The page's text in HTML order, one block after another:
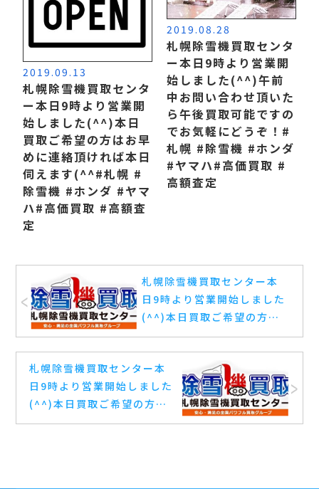
2019.09.13
札幌除雪機買取センタ
ー本日9時より営業開
始しました(^^) 本日
買取ご希望の方はお早
めに連絡頂ければ本日
伺えます(^^ #札幌 #
除雪機 #ホンダ #ヤマ
ハ #高価買取 #高額査
定
2019.08.28
札幌除雪機買取センタ
ー本日9時より営業開
始しました(^^) 午前
中お問い合わせ頂いた
ら午後買取可能ですの
でお気軽にどうぞ！ #
札幌 #除雪機 #ホンダ
#ヤマハ #高価買取 #
高額査定
札幌除雪機買取センター本
日9時より営業開始しました
(^^) 本日買取ご希望の方は
お早めに連絡頂ければ本日
伺えます(^^ #札幌 #除雪機
#ホンダ #ヤマハ #高価買取
#高額査定
札幌除雪機買取センター本
日9時より営業開始しました
(^^) 本日買取ご希望の方は
お早めに連絡頂ければ本日